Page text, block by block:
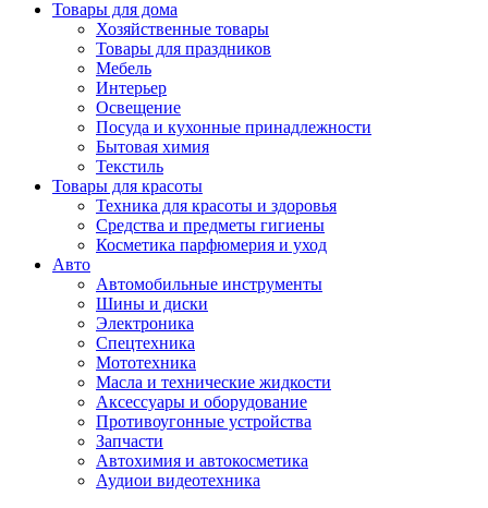
Товары для дома
Хозяйственные товары
Товары для праздников
Мебель
Интерьер
Освещение
Посуда и кухонные принадлежности
Бытовая химия
Текстиль
Товары для красоты
Техника для красоты и здоровья
Средства и предметы гигиены
Косметика парфюмерия и уход
Авто
Автомобильные инструменты
Шины и диски
Электроника
Спецтехника
Мототехника
Масла и технические жидкости
Аксессуары и оборудование
Противоугонные устройства
Запчасти
Автохимия и автокосметика
Аудиои видеотехника